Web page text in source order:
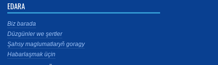
EDARA
Biz barada
Düzgünler we şertler
Şahsy maglumatlaryň goragy
Habarlaşmak üçin